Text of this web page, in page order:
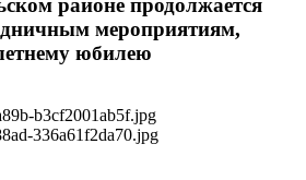
районе продолжается
мероприятиям,
юбилею